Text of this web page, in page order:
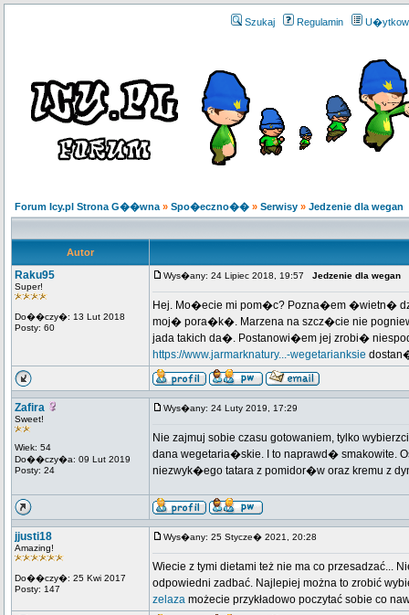
Szukaj Regulamin
Forum Icy.pl Strona G��wna » Spo�eczno�� » Serwisy » Jedzenie dla wegan
Autor
Raku95
Super!
Do��czy�: 13 Lut 2018
Posty: 60
Wys�any: 24 Lipiec 2018, 19:57 Jedzenie dla wegan
Hej. Mo�ecie mi pom�c? Pozna�em �wietn�
moj� pora�k�. Marzena na szcz�cie nie
jada takich da�. Postanowi�em jej zrobi�
https://www.jarmarknatury...-wegetarianksie
Zafira
Sweet!
Wiek: 54
Do��czy�a: 09 Lut 2019
Posty: 24
Wys�any: 24 Luty 2019, 17:29
Nie zajmuj sobie czasu gotowaniem, tylko
dana wegetaria�skie. I to naprawd�
niezwyk�ego tatara z pomidor�w oraz kremu z
jjusti18
Amazing!
Do��czy�: 25 Kwi 2017
Posty: 147
Wys�any: 25 Stycze� 2021, 20:28
Wiecie z tymi dietami też nie ma co przesadzać...
odpowiedni zadbać. Najlepiej można to zrobić
zelaza możecie przykładowo poczytać sobie co